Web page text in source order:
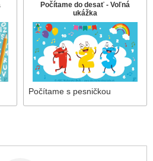
Počítame do desať - Voľná
ukážka
Počítame s pesničkou